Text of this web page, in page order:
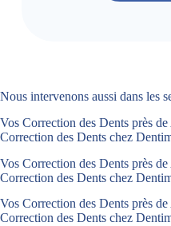
Nous intervenons aussi dans les
Vos Correction des Dents près
Correction des Dents chez
Vos Correction des Dents près
Correction des Dents chez
Vos Correction des Dents près
Correction des Dents chez